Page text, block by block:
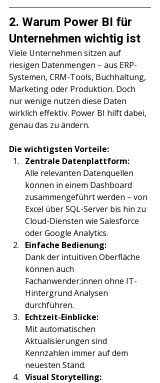
2. Warum Power BI für
Unternehmen wichtig ist
Viele Unternehmen sitzen auf
riesigen Datenmengen – aus ERP-
Systemen, CRM-Tools, Buchhaltung,
Marketing oder Produktion. Doch
nur wenige nutzen diese Daten
wirklich effektiv. Power BI hilft dabei,
genau das zu ändern.
Die wichtigsten Vorteile:
Zentrale Datenplattform:
Alle relevanten Datenquellen
können in einem Dashboard
zusammengeführt werden – von
Excel über SQL-Server bis hin zu
Cloud-Diensten wie Salesforce
oder Google Analytics.
Einfache Bedienung:
Dank der intuitiven Oberfläche
können auch
Fachanwender:innen ohne IT-
Hintergrund Analysen
durchführen.
Echtzeit-Einblicke:
Mit automatischen
Aktualisierungen sind
Kennzahlen immer auf dem
neuesten Stand.
Visual Storytelling: